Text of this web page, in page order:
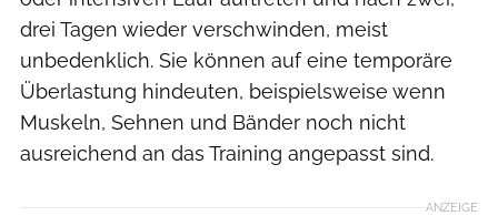
drei Tagen wieder verschwinden, meist
unbedenklich. Sie können auf eine temporäre
Überlastung hindeuten, beispielsweise wenn
Muskeln, Sehnen und Bänder noch nicht
ausreichend an das Training angepasst sind.
ANZEIGE